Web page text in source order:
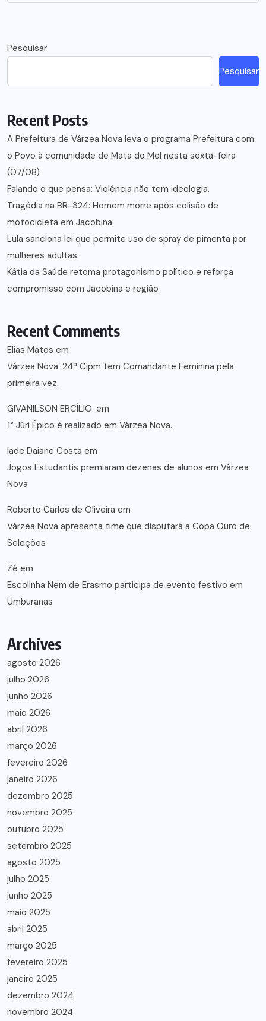
Pesquisar
Pesquisar
Recent Posts
A Prefeitura de Várzea Nova leva o programa Prefeitura com
o Povo à comunidade de Mata do Mel nesta sexta-feira
(07/08)
Falando o que pensa: Violência não tem ideologia.
Tragédia na BR-324: Homem morre após colisão de
motocicleta em Jacobina
Lula sanciona lei que permite uso de spray de pimenta por
mulheres adultas
Kátia da Saúde retoma protagonismo político e reforça
compromisso com Jacobina e região
Recent Comments
Elias Matos em
Várzea Nova: 24ª Cipm tem Comandante Feminina pela
primeira vez.
GIVANILSON ERCÍLIO. em
1° Júri Épico é realizado em Várzea Nova.
lade Daiane Costa em
Jogos Estudantis premiaram dezenas de alunos em Várzea
Nova
Roberto Carlos de Oliveira em
Várzea Nova apresenta time que disputará a Copa Ouro de
Seleções
Zé em
Escolinha Nem de Erasmo participa de evento festivo em
Umburanas
Archives
agosto 2026
julho 2026
junho 2026
maio 2026
abril 2026
março 2026
fevereiro 2026
janeiro 2026
dezembro 2025
novembro 2025
outubro 2025
setembro 2025
agosto 2025
julho 2025
junho 2025
maio 2025
abril 2025
março 2025
fevereiro 2025
janeiro 2025
dezembro 2024
novembro 2024